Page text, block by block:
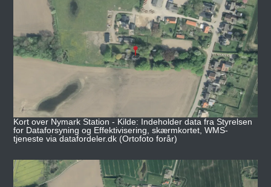
Kort over Nymark Station - Kilde: Indeholder data fra Styrelsen
for Dataforsyning og Effektivisering, skærmkortet, WMS-
tjeneste via datafordeler.dk (Ortofoto forår)